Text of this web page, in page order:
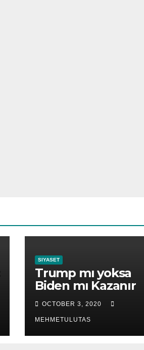
SIYASET
Trump mı yoksa
Biden mı Kazanır
OCTOBER 3, 2020
MEHMETULUTAS